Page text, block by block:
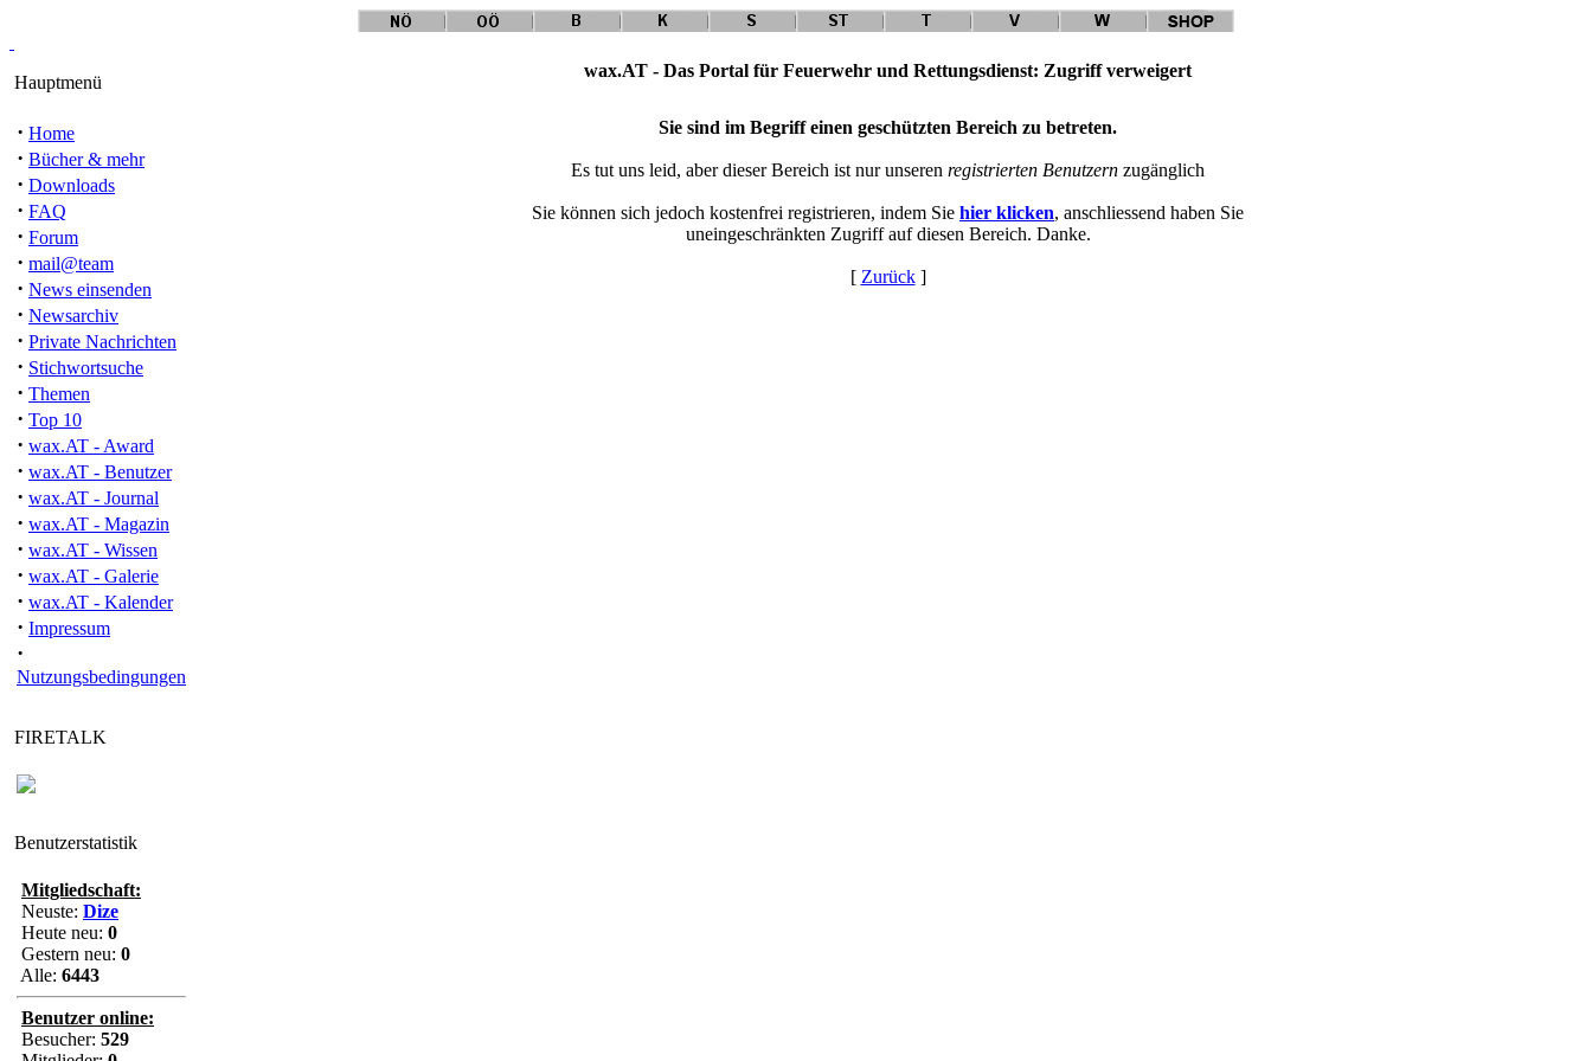
Hauptmenü
· Home
· Bücher & mehr
· Downloads
· FAQ
· Forum
· mail@team
· News einsenden
· Newsarchiv
· Private Nachrichten
· Stichwortsuche
· Themen
· Top 10
· wax.AT - Award
· wax.AT - Benutzer
· wax.AT - Journal
· wax.AT - Magazin
· wax.AT - Wissen
· wax.AT - Galerie
· wax.AT - Kalender
· Impressum
·
Nutzungsbedingungen
FIRETALK
Benutzerstatistik
Mitgliedschaft:
Neuste: Dize
Heute neu: 0
Gestern neu: 0
Alle: 6443
Benutzer online:
Besucher: 529
wax.AT - Das Portal für Feuerwehr und Rettungsdienst: Zugriff verweigert
Sie sind im Begriff einen geschützten Bereich zu betreten.
Es tut uns leid, aber dieser Bereich ist nur unseren registrierten Benutzern zugänglich
Sie können sich jedoch kostenfrei registrieren, indem Sie hier klicken, anschliessend haben Sie
uneingeschränkten Zugriff auf diesen Bereich. Danke.
[ Zurück]